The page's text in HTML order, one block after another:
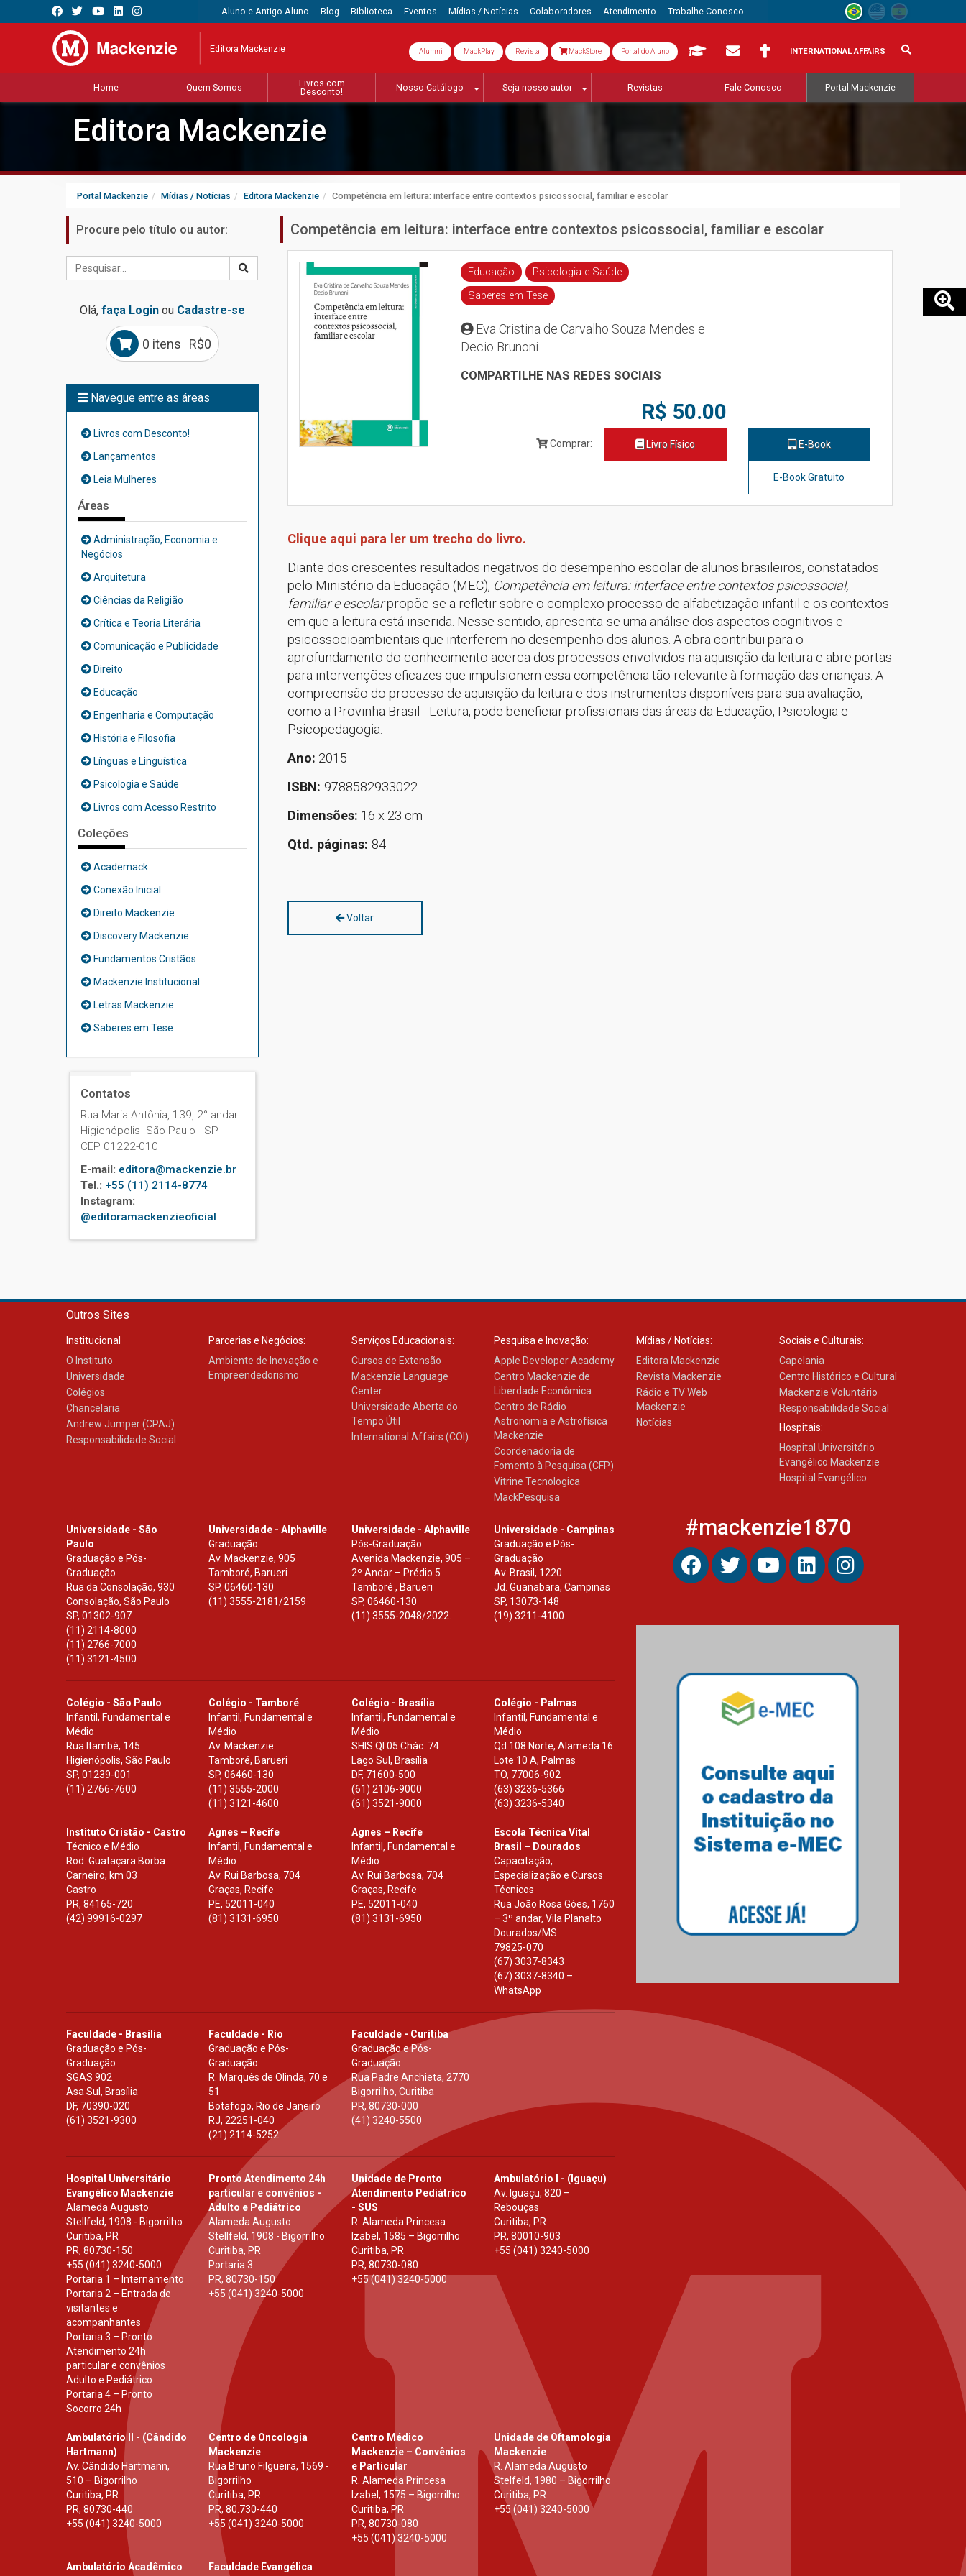
Aluno e Antigo Aluno Blog Biblioteca Eventos Mídias / Notícias Colaboradores Atendimento Trabalhe Conosco
Editora Mackenzie Alumni MackPlay Revista MackStore Portal do Aluno INTERNATIONAL AFFAIRS
Home Quem Somos
Livros com
Desconto!
Nosso Catálogo Seja nosso autor Revistas Fale Conosco Portal Mackenzie
Editora Mackenzie
Portal Mackenzie Mídias / Notícias Editora Mackenzie Competência em leitura: interface entre contextos psicossocial, familiar e escolar
Procure pelo título ou autor:
Olá, faça Loginou Cadastre-se
0 itens R$0
Navegue entre as áreas
Livros com Desconto!
Lançamentos
Leia Mulheres
Áreas
Administração, Economia e
Negócios
Arquitetura
Ciências da Religião
Crítica e Teoria Literária
Comunicação e Publicidade
Direito
Educação
Engenharia e Computação
História e Filosofia
Línguas e Linguística
Psicologia e Saúde
Livros com Acesso Restrito
Coleções
Academack
Conexão Inicial
Direito Mackenzie
Discovery Mackenzie
Fundamentos Cristãos
Mackenzie Institucional
Letras Mackenzie
Saberes em Tese
Contatos
Rua Maria Antônia, 139, 2° andar
Higienópolis- São Paulo - SP
CEP 01222-010
E-mail: editora@mackenzie.br
Tel.: +55 (11) 2114-8774
Instagram:
@editoramackenzieoficial
Competência em leitura: interface entre contextos psicossocial, familiar e escolar
Educação
Psicologia e Saúde
Saberes em Tese
Eva Cristina de Carvalho Souza Mendes e
Decio Brunoni
COMPARTILHE NAS REDES SOCIAIS
Comprar:
R$ 50.00
Livro Físico E-Book
E-Book Gratuito
Clique aqui para ler um trecho do livro.
Diante dos crescentes resultados negativos do desempenho escolar de alunos brasileiros, constatados
pelo Ministério da Educação (MEC), Competência em leitura: interface entre contextos psicossocial,
familiar e escolarpropõe-se a refletir sobre o complexo processo de alfabetização infantil e os contextos
em que a leitura está inserida. Nesse sentido, apresenta-se uma análise dos aspectos cognitivos e
psicossocioambientais que interferem no desempenho dos alunos. A obra contribui para o
aprofundamento do conhecimento acerca dos processos envolvidos na aquisição da leitura e abre portas
para intervenções eficazes que impulsionem essa competência tão relevante à formação das crianças. A
compreensão do processo de aquisição da leitura e dos instrumentos disponíveis para sua avaliação,
como a Provinha Brasil - Leitura, pode beneficiar profissionais das áreas da Educação, Psicologia e
Psicopedagogia.
Ano: 2015
ISBN: 9788582933022
Dimensões: 16 x 23 cm
Qtd. páginas: 84
Voltar
Outros Sites
Institucional
O Instituto
Universidade
Colégios
Chancelaria
Andrew Jumper (CPAJ)
Responsabilidade Social
Parcerias e Negócios:
Ambiente de Inovação e
Empreendedorismo
Serviços Educacionais:
Cursos de Extensão
Mackenzie Language
Center
Universidade Aberta do
Tempo Útil
International Affairs (COI)
Pesquisa e Inovação:
Apple Developer Academy
Centro Mackenzie de
Liberdade Econômica
Centro de Rádio
Astronomia e Astrofísica
Mackenzie
Coordenadoria de
Fomento à Pesquisa (CFP)
Vitrine Tecnologica
MackPesquisa
Mídias / Notícias:
Editora Mackenzie
Revista Mackenzie
Rádio e TV Web
Mackenzie
Notícias
Sociais e Culturais:
Capelania
Centro Histórico e Cultural
Mackenzie Voluntário
Responsabilidade Social
Hospitais:
Hospital Universitário
Evangélico Mackenzie
Hospital Evangélico
Universidade - São
Paulo
Graduação e Pós-
Graduação
Rua da Consolação, 930
Consolação, São Paulo
SP, 01302-907
(11) 2114-8000
(11) 2766-7000
(11) 3121-4500
Universidade - Alphaville
Graduação
Av. Mackenzie, 905
Tamboré, Barueri
SP,06460-130
(11) 3555-2181/2159
Universidade - Alphaville
Pós-Graduação
Avenida Mackenzie, 905 –
2º Andar – Prédio 5
Tamboré , Barueri
SP, 06460-130
(11) 3555-2048/2022.
Universidade - Campinas
Graduação e Pós-
Graduação
Av. Brasil, 1220
Jd. Guanabara, Campinas
SP, 13073-148
(19) 3211-4100
Colégio - São Paulo
Infantil, Fundamental e
Médio
Rua Itambé, 145
Higienópolis, São Paulo
SP, 01239-001
(11) 2766-7600
Colégio - Tamboré
Infantil, Fundamental e
Médio
Av. Mackenzie
Tamboré, Barueri
SP,06460-130
(11) 3555-2000
(11) 3121-4600
Colégio - Brasília
Infantil, Fundamental e
Médio
SHIS Ql 05 Chác. 74
Lago Sul, Brasília
DF, 71600-500
(61) 2106-9000
(61) 3521-9000
Colégio - Palmas
Infantil, Fundamental e
Médio
Qd.108 Norte, Alameda 16
Lote 10 A, Palmas
TO, 77006-902
(63) 3236-5366
(63) 3236-5340
Instituto Cristão - Castro
Técnico e Médio
Rod. Guataçara Borba
Carneiro, km 03
Castro
PR, 84165-720
(42) 99916-0297
Agnes – Recife
Infantil, Fundamental e
Médio
Av. Rui Barbosa, 704
Graças, Recife
PE, 52011-040
(81) 3131-6950
Agnes – Recife
Infantil, Fundamental e
Médio
Av. Rui Barbosa, 704
Graças, Recife
PE, 52011-040
(81) 3131-6950
Escola Técnica Vital
Brasil – Dourados
Capacitação,
Especialização e Cursos
Técnicos
Rua João Rosa Góes, 1760
– 3º andar, Vila Planalto
Dourados/MS
79825-070
(67) 3037-8343
(67) 3037-8340 –
WhatsApp
Faculdade - Brasília
Graduação e Pós-
Graduação
SGAS 902
Asa Sul, Brasília
DF, 70390-020
(61) 3521-9300
Faculdade - Rio
Graduação e Pós-
Graduação
R. Marquês de Olinda, 70 e
51
Botafogo, Rio de Janeiro
RJ,22251-040
(21) 2114-5252
Faculdade - Curitiba
Graduação e Pós-
Graduação
Rua Padre Anchieta, 2770
Bigorrilho, Curitiba
PR, 80730-000
(41) 3240-5500
Hospital Universitário
Evangélico Mackenzie
Alameda Augusto
Stellfeld, 1908 - Bigorrilho
Curitiba, PR
PR, 80730-150
+55 (041) 3240-5000
Portaria 1 – Internamento
Portaria 2 – Entrada de
visitantes e
acompanhantes
Portaria 3 – Pronto
Atendimento 24h
particular e convênios
Adulto e Pediátrico
Portaria 4 – Pronto
Socorro 24h
Pronto Atendimento 24h
particular e convênios -
Adulto e Pediátrico
Alameda Augusto
Stellfeld, 1908 - Bigorrilho
Curitiba, PR
Portaria 3
PR,80730-150
+55 (041) 3240-5000
Unidade de Pronto
Atendimento Pediátrico
- SUS
R. Alameda Princesa
Izabel, 1585 – Bigorrilho
Curitiba, PR
PR, 80730-080
+55 (041) 3240-5000
Ambulatório I - (Iguaçu)
Av. Iguaçu, 820 –
Rebouças
Curitiba, PR
PR, 80010-903
+55 (041) 3240-5000
Ambulatório II - (Cândido
Hartmann)
Av. Cândido Hartmann,
510 – Bigorrilho
Curitiba, PR
PR, 80730-440
+55 (041) 3240-5000
Centro de Oncologia
Mackenzie
Rua Bruno Filgueira, 1569 -
Bigorrilho
Curitiba, PR
PR,80.730-440
+55 (041) 3240-5000
Centro Médico
Mackenzie – Convênios
e Particular
R. Alameda Princesa
Izabel, 1575 – Bigorrilho
Curitiba, PR
PR, 80730-080
+55 (041) 3240-5000
Unidade de Oftamologia
Mackenzie
R. Alameda Augusto
Stelfeld, 1980 – Bigorrilho
Curitiba, PR
+55 (041) 3240-5000
Ambulatório Acadêmico
Faculdade Evangélica
#mackenzie1870